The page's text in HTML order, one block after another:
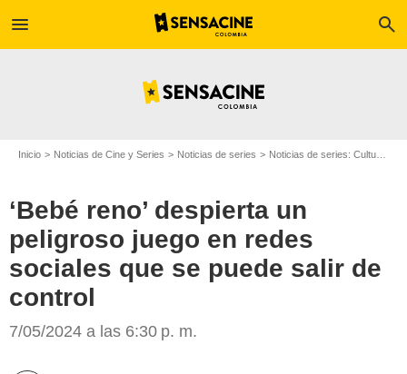
menu search
Inicio Noticias de Cine y Series Noticias de series Noticias de series: Cultura Series
‘Bebé reno’ despierta un
peligroso juego en redes
sociales que se puede salir de
control
7/05/2024 a las 6:30 p. m.